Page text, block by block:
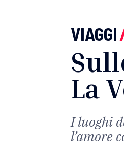
VIAGGI
La
I luoghi
l’amore